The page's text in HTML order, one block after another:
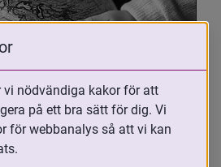
adopterad,
arbetar med
nödvändiga kakor för att
på ett bra sätt för dig. Vi
för webbanalys så att vi kan